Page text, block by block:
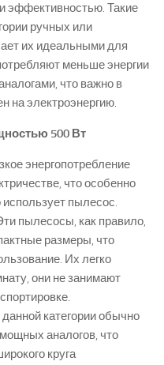
эффективностью. Такие
ручных или
их идеальными для
меньше энергии
что важно в
на электроэнергию.
500 Вт
энергопотребление
что особенно
использует пылесос.
пылесосы, как правило,
размеры, что
Их легко
они не занимают
категории обычно
аналогов, что
круга